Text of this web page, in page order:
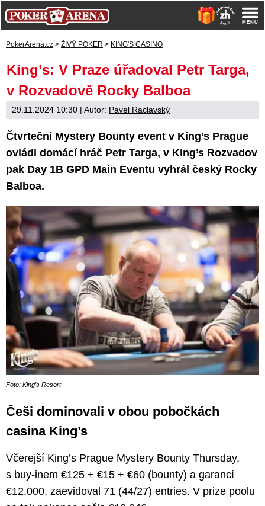
PokerArena.cz > ŽIVÝ POKER > KING'S CASINO
King’s: V Praze úřadoval Petr Targa,
v Rozvadově Rocky Balboa
29.11.2024 10:30 | Autor: Pavel Raclavský
Čtvrteční Mystery Bounty event v King’s Prague
ovládl domácí hráč Petr Targa, v King’s Rozvadov
pak Day 1B GPD Main Eventu vyhrál český Rocky
Balboa.
Foto: King’s Resort
Češi dominovali v obou pobočkách
casina King’s
Včerejší King’s Prague Mystery Bounty Thursday,
s buy-inem €125 + €15 + €60 (bounty) a garancí
€12.000, zaevidoval 71 (44/27) entries. V prize poolu